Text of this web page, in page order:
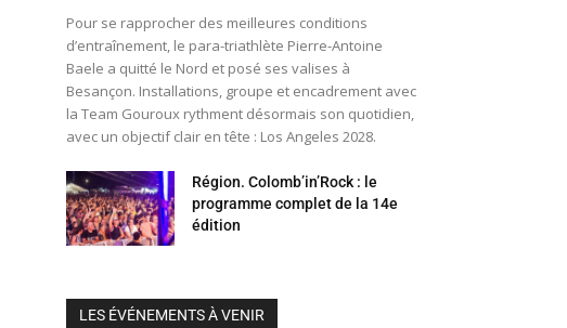
Pour se rapprocher des meilleures conditions
d’entraînement, le para-triathlète Pierre-Antoine
Baele a quitté le Nord et posé ses valises à
Besançon. Installations, groupe et encadrement avec
la Team Gouroux rythment désormais son quotidien,
avec un objectif clair en tête : Los Angeles 2028.
Région. Colomb’in’Rock : le
programme complet de la 14e
édition
LES ÉVÉNEMENTS À VENIR